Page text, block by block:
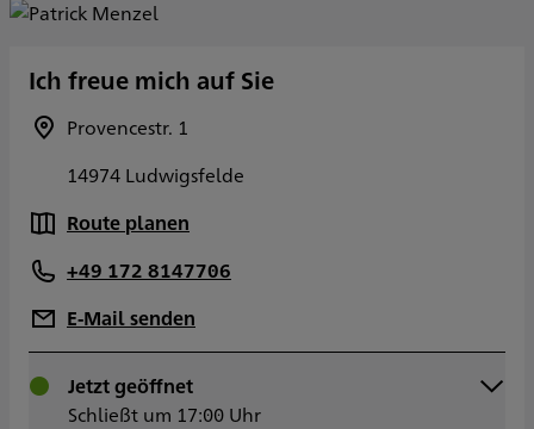
Ich freue mich auf Sie
Provencestr. 1
14974 Ludwigsfelde
Route planen
+49 172 8147706
E-Mail senden
Jetzt geöffnet
Schließt um 17:00 Uhr
Montag
Dienstag